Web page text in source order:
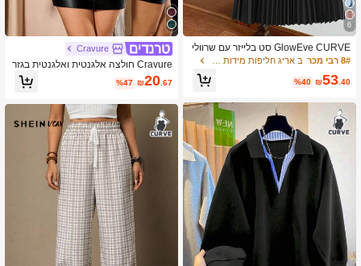
6
GlowEve CURVE סט בלייזר עם שרוולי
ם ארוכים בצבע אחיד לנשים במידות גדו
8# רבי מכר
₪53.40
%40
Cravure
Cravure חולצה אלגנטית ואלגנטית בגזר
ה צמודה עם נצנצים, בסגנון יוקרתי למסי
בות, מידות גדולות לנשים
₪20.67
%47